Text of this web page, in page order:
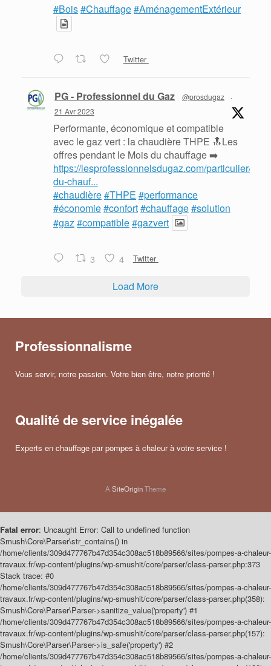
#Bois#Chauffage#AménagementExtérieur
Twitter
PG - Professionnel du Gaz @prosdugaz
·
21 Avr 2023
Performante, économique et compatible
avec le gaz vert : la chaudière THPE 🔝Les
offres pendant le Mois du chauffage ➡️
https://lesprofessionnelsdugaz.com/particulier/
du-chauf...
#chaudière#THPE #performance
#économie#confort#chauffage#solution
#gaz#compatible#gazvert
3 4 Twitter
Load More
Professionnalisme
Vous servir, notre passion. Votre bien être, notre priorité !
Qualité de service inégalée
Experts en chauffage par pompes à chaleur à votre service !
ASiteOriginTheme
Fatal error: Uncaught Error: Call to undefined function
Smush\Core\Parser\str_contains() in
/home/clients/309d477767b47d354c308ac518b89566/sites/pompes-a-chaleur-
travaux.fr/wp-content/plugins/wp-smushit/core/parser/class-parser.php:373
Stack trace: #0
/home/clients/309d477767b47d354c308ac518b89566/sites/pompes-a-chaleur-
travaux.fr/wp-content/plugins/wp-smushit/core/parser/class-parser.php(358):
Smush\Core\Parser\Parser->sanitize_value('property') #1
/home/clients/309d477767b47d354c308ac518b89566/sites/pompes-a-chaleur-
travaux.fr/wp-content/plugins/wp-smushit/core/parser/class-parser.php(157):
Smush\Core\Parser\Parser->is_safe('property') #2
/home/clients/309d477767b47d354c308ac518b89566/sites/pompes-a-chaleur-